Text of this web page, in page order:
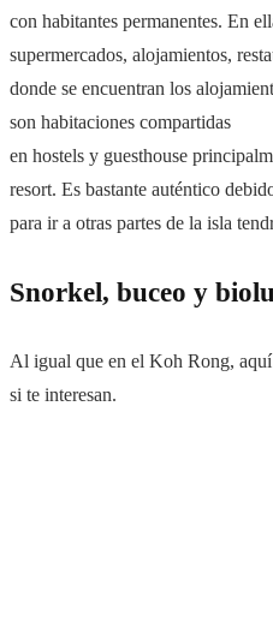
con habitantes permanentes. En
supermercados, alojamientos,
donde se encuentran los
son habitaciones compartidas
en hostels y guesthouse
resort. Es bastante auténtico
para ir a otras partes de la isla
Snorkel, buceo y
Al igual que en el Koh Rong,
si te interesan.